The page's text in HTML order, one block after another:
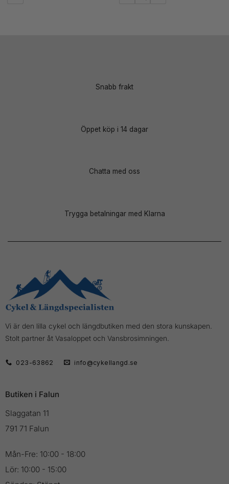
Snabb frakt
Öppet köp i 14 dagar
Chatta med oss
Trygga betalningar med Klarna
Vi är den lilla cykel och längdbutiken med den stora kunskapen.
Stolt partner åt Vasaloppet och Vansbrosimningen.
023-63862 info@cykellangd.se
Butiken i Falun
Slaggatan 11
791 71 Falun
Mån-Fre: 10:00 - 18:00
Lör: 10:00 - 15:00